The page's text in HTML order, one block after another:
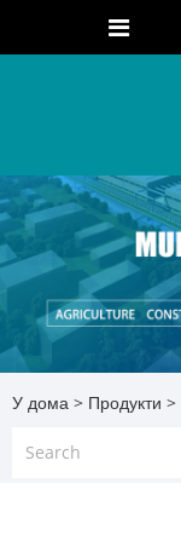
У дома > Продукти >